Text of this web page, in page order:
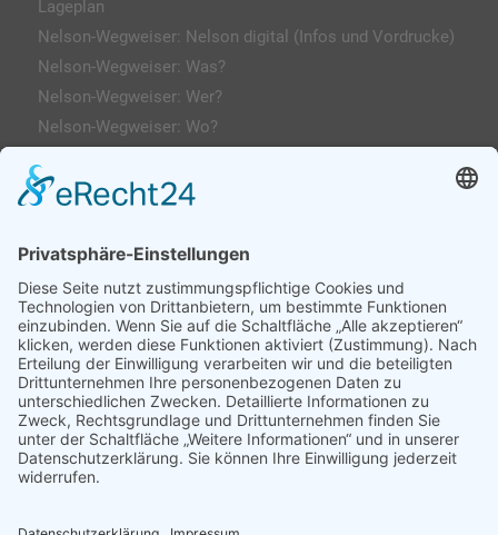
Lageplan
Nelson-Wegweiser: Nelson digital (Infos und Vordrucke)
Nelson-Wegweiser: Was?
Nelson-Wegweiser: Wer?
Nelson-Wegweiser: Wo?
Impressum
AGs
Klassenfahrten / Exkursionen
Profilklassen 5/6
Formulare & Downloads
Nelson-Wegweiser
WebUntis / Sdui
Grünes Klassenzimmer
Kreativklasse
Sportklasse